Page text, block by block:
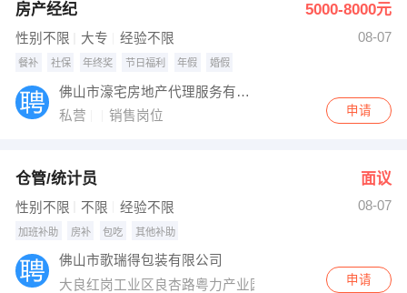
房产经纪 5000-8000元
性别不限 大专 经验不限 08-07
餐补 社保 年终奖 节日福利 年假 婚假
佛山市濠宅房地产代理服务有限公司
私营
销售岗位 申请
仓管/统计员 面议
性别不限 不限 经验不限 08-07
加班补助 房补 包吃 其他补助
佛山市歌瑞得包装有限公司
大良红岗工业区良杏路粤力产业园（原盈丰制衣厂，拓厦
申请